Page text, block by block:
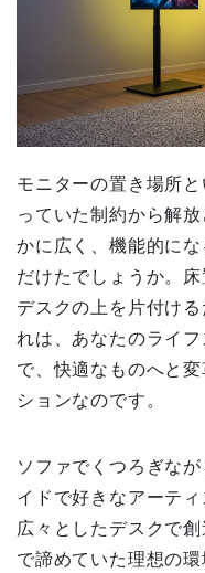
モニターの置き場所
っていた制約から解
かに広く、機能的に
だけたでしょうか。
デスクの上を片付け
れは、あなたのライ
で、快適なものへと
ションなのです。
ソファでくつろぎな
イドで好きなアーテ
広々としたデスクで
で諦めていた理想の